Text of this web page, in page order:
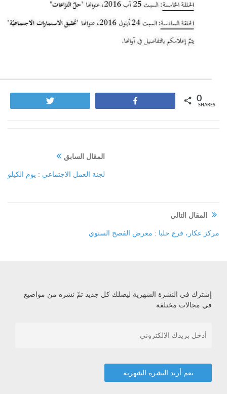
SHARES
المقال السابق
لجنة العمل الاجتماعي : يوم الكيلو
المقال التالي
مركز عكار، فرع حلبا : معرض الفصح السنوي
إشترك في النشرة الشهرية ليصلك كل جديد تمّ نشره من مواضيع
في مجالات مختلفة